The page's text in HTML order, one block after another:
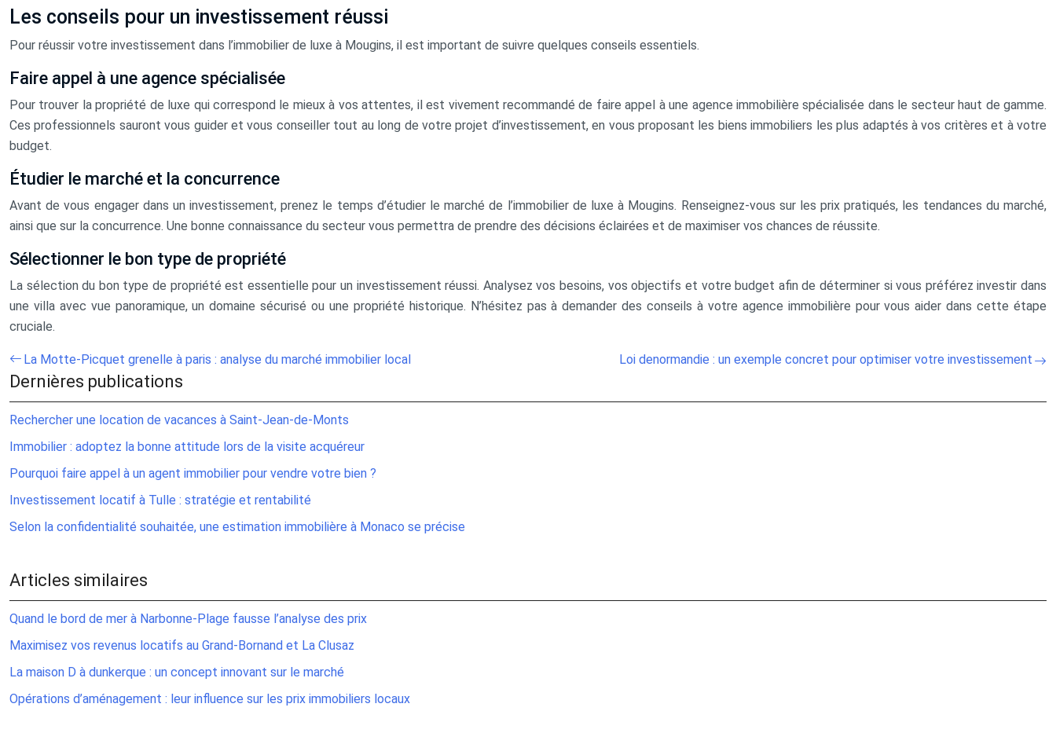
Les conseils pour un investissement réussi
Pour réussir votre investissement dans l’immobilier de luxe à Mougins, il est important de suivre quelques conseils essentiels.
Faire appel à une agence spécialisée
Pour trouver la propriété de luxe qui correspond le mieux à vos attentes, il est vivement recommandé de faire appel à une agence immobilière spécialisée dans le secteur haut de gamme.
Ces professionnels sauront vous guider et vous conseiller tout au long de votre projet d’investissement, en vous proposant les biens immobiliers les plus adaptés à vos critères et à votre
budget.
Étudier le marché et la concurrence
Avant de vous engager dans un investissement, prenez le temps d’étudier le marché de l’immobilier de luxe à Mougins. Renseignez-vous sur les prix pratiqués, les tendances du marché,
ainsi que sur la concurrence. Une bonne connaissance du secteur vous permettra de prendre des décisions éclairées et de maximiser vos chances de réussite.
Sélectionner le bon type de propriété
La sélection du bon type de propriété est essentielle pour un investissement réussi. Analysez vos besoins, vos objectifs et votre budget afin de déterminer si vous préférez investir dans
une villa avec vue panoramique, un domaine sécurisé ou une propriété historique. N’hésitez pas à demander des conseils à votre agence immobilière pour vous aider dans cette étape
cruciale.
La Motte-Picquet grenelle à paris : analyse du marché immobilier local Loi denormandie : un exemple concret pour optimiser votre investissement
Dernières publications
Rechercher une location de vacances à Saint-Jean-de-Monts
Immobilier : adoptez la bonne attitude lors de la visite acquéreur
Pourquoi faire appel à un agent immobilier pour vendre votre bien ?
Investissement locatif à Tulle : stratégie et rentabilité
Selon la confidentialité souhaitée, une estimation immobilière à Monaco se précise
Articles similaires
Quand le bord de mer à Narbonne-Plage fausse l’analyse des prix
Maximisez vos revenus locatifs au Grand-Bornand et La Clusaz
La maison D à dunkerque : un concept innovant sur le marché
Opérations d’aménagement : leur influence sur les prix immobiliers locaux